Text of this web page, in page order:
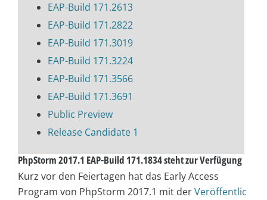
EAP-Build 171.2613
EAP-Build 171.2822
EAP-Build 171.3019
EAP-Build 171.3224
EAP-Build 171.3566
EAP-Build 171.3691
Public Preview
Release Candidate 1
PhpStorm 2017.1 EAP-Build 171.1834 steht zur Verfügung
Kurz vor den Feiertagen hat das Early Access
Program von PhpStorm 2017.1 mit derVeröffentlic